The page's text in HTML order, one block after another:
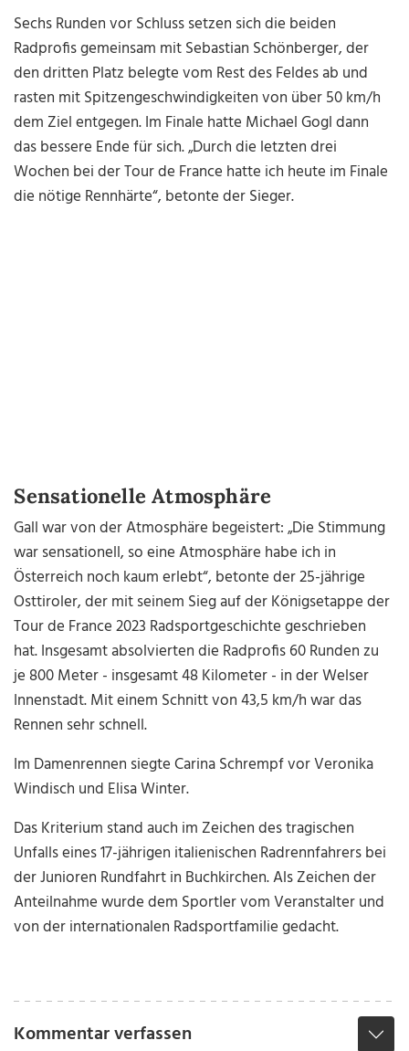
Sechs Runden vor Schluss setzen sich die beiden
Radprofis gemeinsam mit Sebastian Schönberger, der
den dritten Platz belegte vom Rest des Feldes ab und
rasten mit Spitzengeschwindigkeiten von über 50 km/h
dem Ziel entgegen. Im Finale hatte Michael Gogl dann
das bessere Ende für sich. „Durch die letzten drei
Wochen bei der Tour de France hatte ich heute im Finale
die nötige Rennhärte“, betonte der Sieger.
Sensationelle Atmosphäre
Gall war von der Atmosphäre begeistert: „Die Stimmung
war sensationell, so eine Atmosphäre habe ich in
Österreich noch kaum erlebt“, betonte der 25-jährige
Osttiroler, der mit seinem Sieg auf der Königsetappe der
Tour de France 2023 Radsportgeschichte geschrieben
hat. Insgesamt absolvierten die Radprofis 60 Runden zu
je 800 Meter - insgesamt 48 Kilometer - in der Welser
Innenstadt. Mit einem Schnitt von 43,5 km/h war das
Rennen sehr schnell.
Im Damenrennen siegte Carina Schrempf vor Veronika
Windisch und Elisa Winter.
Das Kriterium stand auch im Zeichen des tragischen
Unfalls eines 17-jährigen italienischen Radrennfahrers bei
der Junioren Rundfahrt in Buchkirchen. Als Zeichen der
Anteilnahme wurde dem Sportler vom Veranstalter und
von der internationalen Radsportfamilie gedacht.
Kommentar verfassen